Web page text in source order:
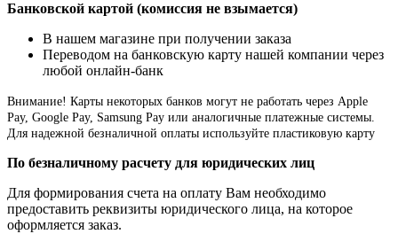
Банковской картой (комиссия не взымается)
В нашем магазине при получении заказа
Переводом на банковскую карту нашей компании через
любой онлайн-банк
Внимание! Карты некоторых банков могут не работать через Apple
Pay, Google Pay, Samsung Pay или аналогичные платежные системы.
Для надежной безналичной оплаты используйте пластиковую карту
По безналичному расчету для юридических лиц
Для формирования счета на оплату Вам необходимо
предоставить реквизиты юридического лица, на которое
оформляется заказ.